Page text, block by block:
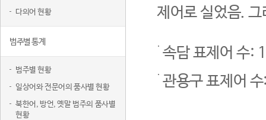
다의어 현황
범주별 통계
범주별 현황
일상어와 전문어의 품사별 현황
북한어, 방언, 옛말 범주의 품사별
현황
제어로 실었음.
속담 표제어 수:
관용구 표제어